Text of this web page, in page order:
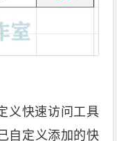
义快速访问工具
自定义添加的快